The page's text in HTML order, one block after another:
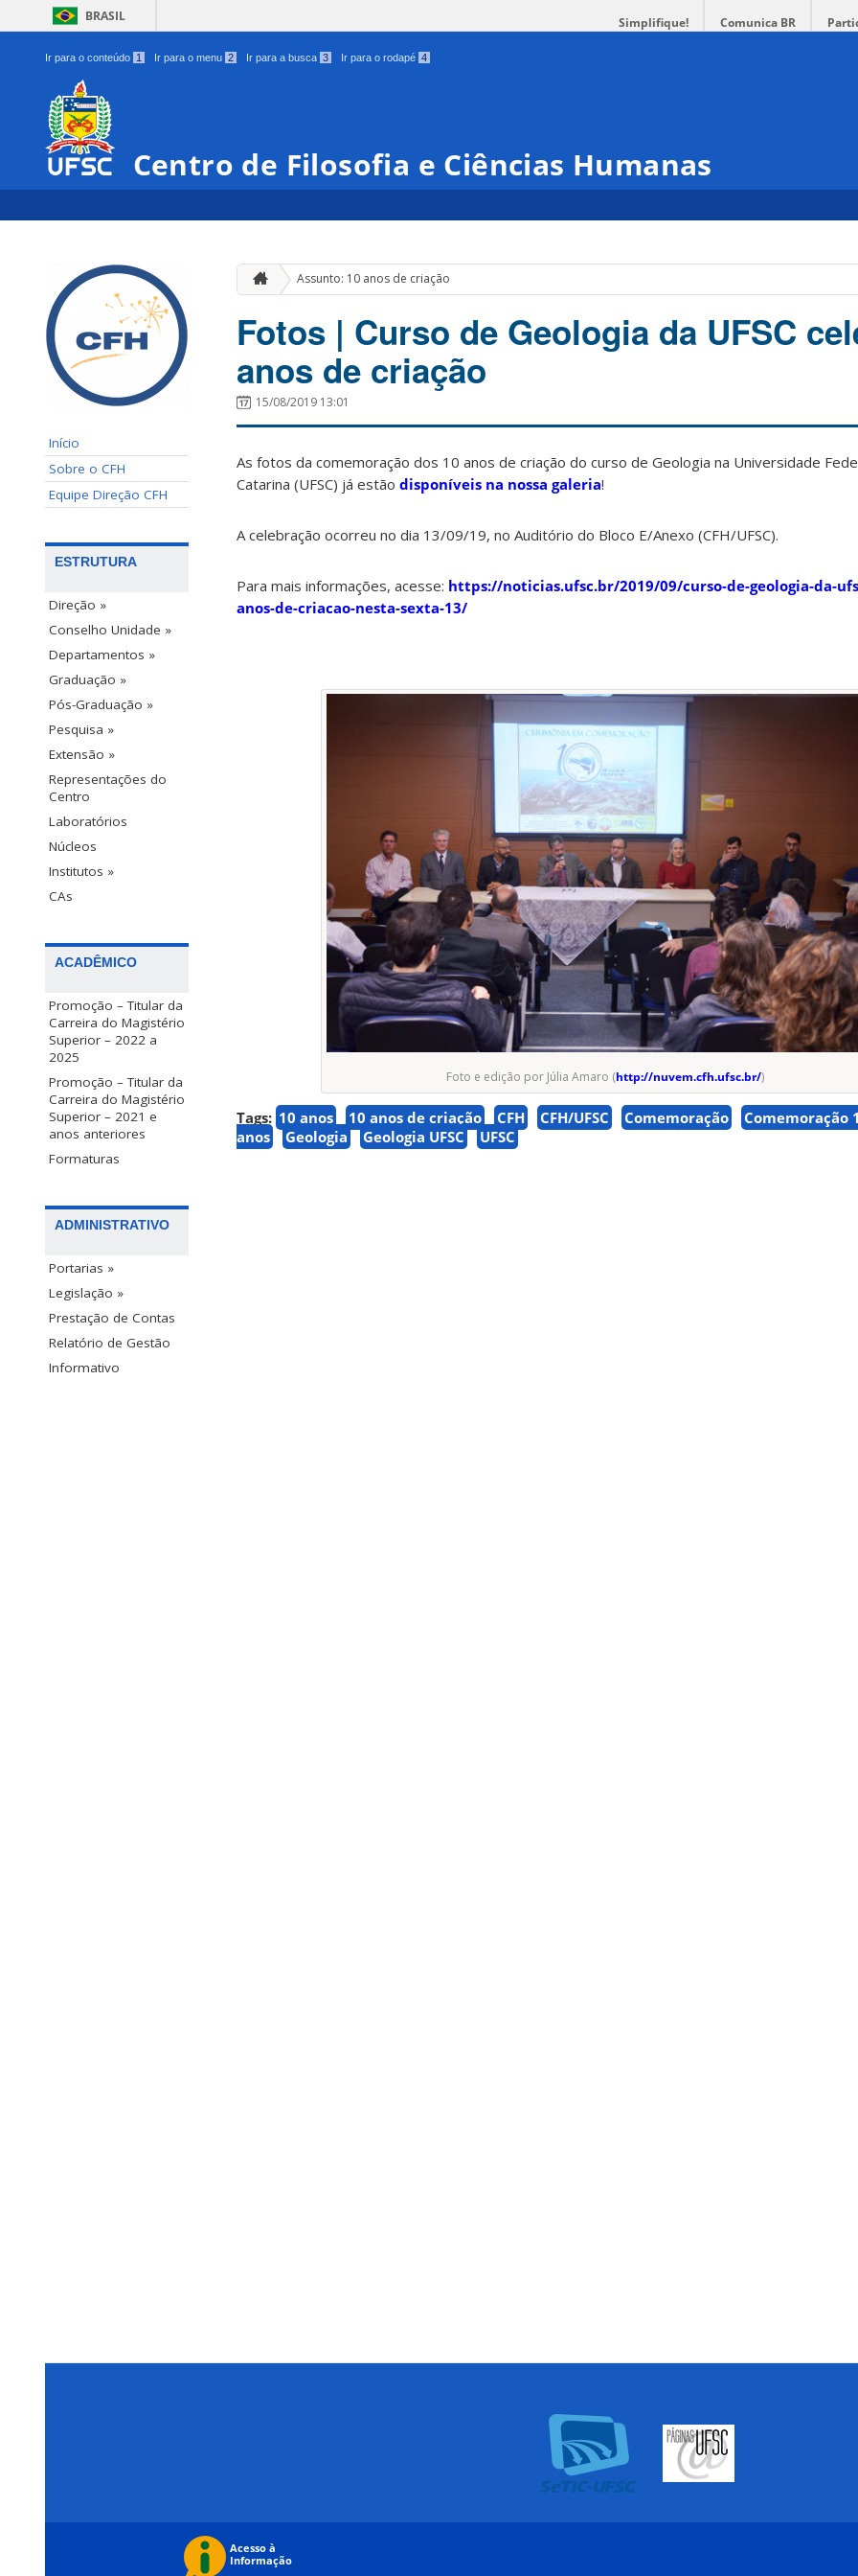
BRASIL Simplifique! Comunica BR
Ir para o conteúdo 1 Ir para o menu 2 Ir para a busca 3 Ir para o rodapé 4
Centro de Filosofia e Ciências Humanas
Início
Sobre o CFH
Equipe Direção CFH
ESTRUTURA
Direção »
Conselho Unidade »
Departamentos »
Graduação »
Pós-Graduação »
Pesquisa »
Extensão »
Representações do
Centro
Laboratórios
Núcleos
Institutos »
CAs
ACADÊMICO
Promoção – Titular da
Carreira do Magistério
Superior – 2022 a
2025
Promoção – Titular da
Carreira do Magistério
Superior – 2021 e
anos anteriores
Formaturas
ADMINISTRATIVO
Portarias »
Legislação »
Prestação de Contas
Relatório de Gestão
Informativo
Assunto: 10 anos de criação
Fotos | Curso de Geologia da UFSC
anos de criação
15/08/2019 13:01
As fotos da comemoração dos 10 anos de criação do curso de Geologia na Universidade
Catarina (UFSC) já estão disponíveis na nossa galeria!
A celebração ocorreu no dia 13/09/19, no Auditório do Bloco E/Anexo (CFH/UFSC).
Para mais informações, acesse: https://noticias.ufsc.br/2019/09/curso-de-geologia-da-
anos-de-criacao-nesta-sexta-13/
Foto e edição por Júlia Amaro (http://nuvem.cfh.ufsc.br/)
Tags: 10 anos 10 anos de criação CFH CFH/UFSC Comemoração
Comemoração
anos
Geologia Geologia UFSC UFSC